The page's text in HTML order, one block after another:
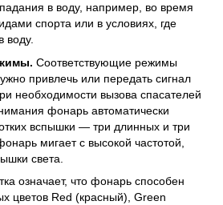
в воду, например, во время
спорта или в условиях, где
воду.
Соответствующие режимы
привлечь или передать сигнал
необходимости вызова спасателей
фонарь автоматически
вспышки — три длинных и три
мигает с высокой частотой,
света.
означает, что фонарь способен
цветов Red (красный), Green